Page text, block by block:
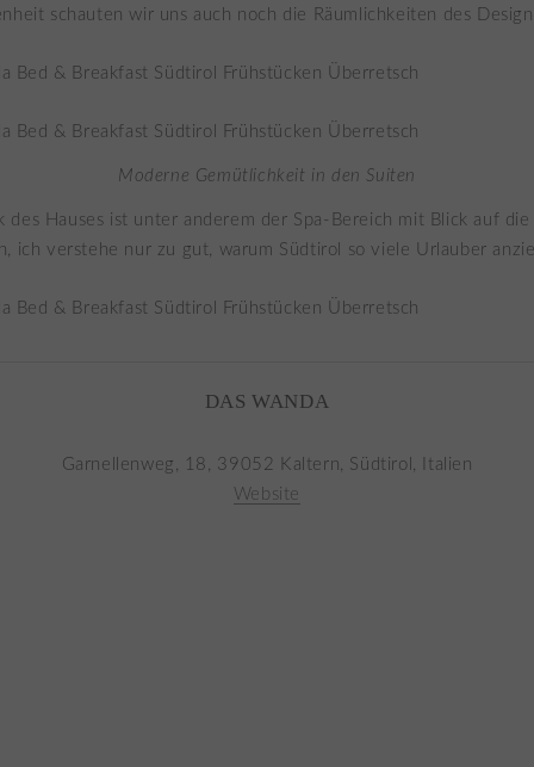
schauten wir uns auch noch die Räumlichkeiten des
Moderne Gemütlichkeit in den Suiten
des Hauses ist unter anderem der Spa-Bereich mit Blick auf
ich verstehe nur zu gut, warum Südtirol so viele Urlauber
DAS WANDA
Garnellenweg, 18, 39052 Kaltern, Südtirol, Italien
Website